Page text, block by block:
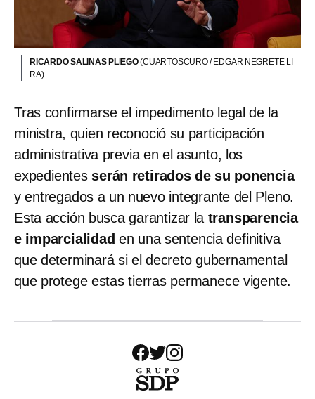
RICARDO SALINAS PLIEGO(CUARTOSCURO / EDGAR NEGRETE LI
RA)
Tras confirmarse el impedimento legal de la
ministra, quien reconoció su participación
administrativa previa en el asunto, los
expedientes serán retirados de su ponencia
y entregados a un nuevo integrante del Pleno.
Esta acción busca garantizar la transparencia
e imparcialidad en una sentencia definitiva
que determinará si el decreto gubernamental
que protege estas tierras permanece vigente.